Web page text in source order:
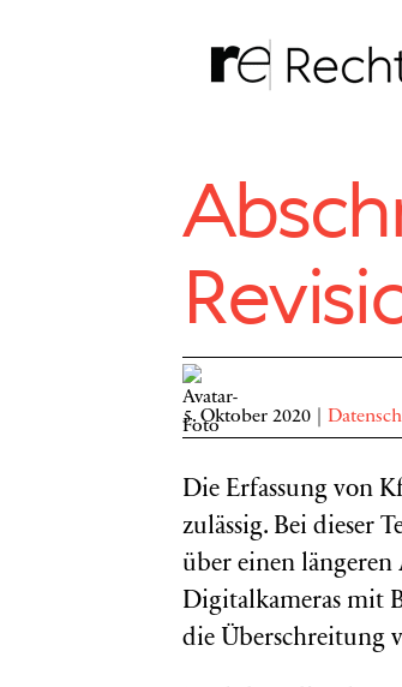
5. Oktober 2020
Die Erfassung von
zulässig. Bei dieser
über einen
Digitalkameras mit
die Überschreitung